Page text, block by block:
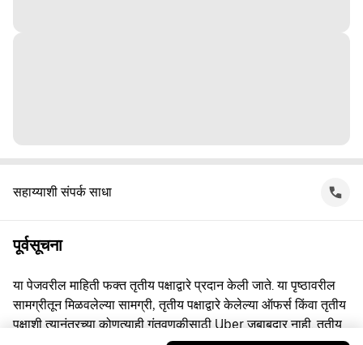
सहाय्याशी संपर्क साधा
पूर्वसूचना
या पेजवरील माहिती फक्त तृतीय पक्षाद्वारे प्रदान केली जाते. या पृष्ठावरील
सामग्रीतून मिळवलेल्या सामग्री, तृतीय पक्षाद्वारे केलेल्या ऑफर्स किंवा तृतीय
पक्षाशी त्यानंतरच्या कोणत्याही गुंतवणूकीसाठी Uber जबाबदार नाही. तृतीय